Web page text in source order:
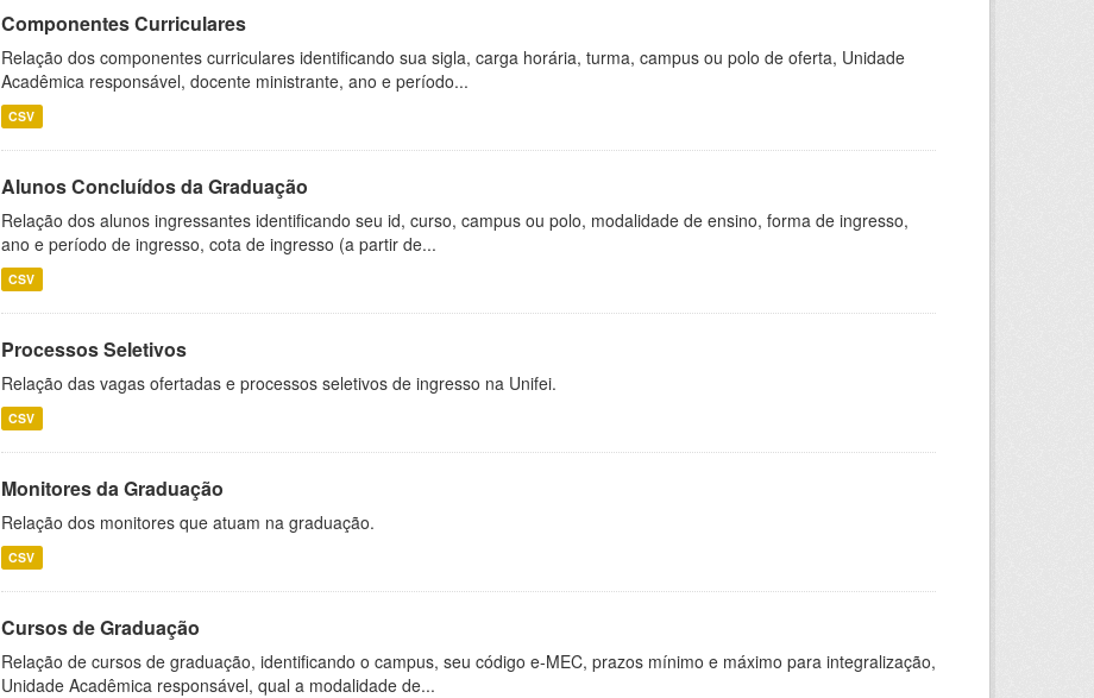
Componentes Curriculares
Relação dos componentes curriculares identificando sua sigla, carga horária, turma, campus ou polo de oferta, Unidade
Acadêmica responsável, docente ministrante, ano e período...
CSV
Alunos Concluídos da Graduação
Relação dos alunos ingressantes identificando seu id, curso, campus ou polo, modalidade de ensino, forma de ingresso,
ano e período de ingresso, cota de ingresso (a partir de...
CSV
Processos Seletivos
Relação das vagas ofertadas e processos seletivos de ingresso na Unifei.
CSV
Monitores da Graduação
Relação dos monitores que atuam na graduação.
CSV
Cursos de Graduação
Relação de cursos de graduação, identificando o campus, seu código e-MEC, prazos mínimo e máximo para integralização,
Unidade Acadêmica responsável, qual a modalidade de...